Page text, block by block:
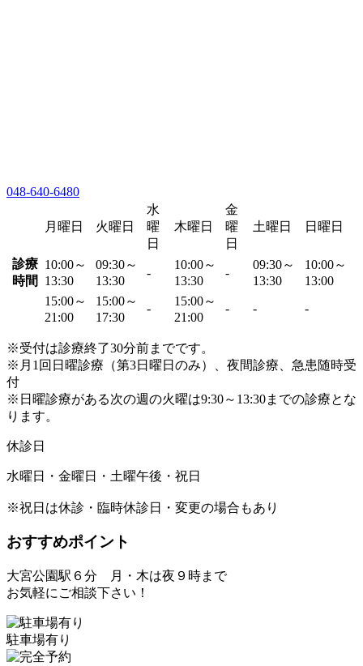
048-640-6480
月曜日 火曜日
水
曜
日
木曜日
金
曜
日
土曜日 日曜日
診療
時間
10:00～
13:30
09:30～
13:30
-
10:00～
13:30
-
09:30～
13:30
10:00～
13:00
15:00～
21:00
15:00～
17:30
-
15:00～
21:00
- - -
※受付は診療終了30分前までです。
※月1回日曜診療（第3日曜日のみ）、夜間診療、急患随時受
付
※日曜診療がある次の週の火曜は9:30～13:30までの診療とな
ります。
休診日
水曜日・金曜日・土曜午後・祝日
※祝日は休診・臨時休診日・変更の場合もあり
おすすめポイント
大宮公園駅６分 月・木は夜９時まで
お気軽にご相談下さい！
駐車場有り